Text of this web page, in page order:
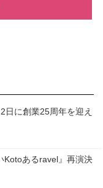
日に創業25周年を迎え
Kotoあるravel』再演決